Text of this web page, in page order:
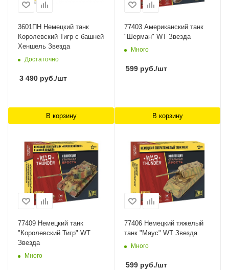
3601ПН Немецкий танк
Королевский Тигр с башней
Хеншель Звезда
Достаточно
3 490 руб./шт
В корзину
77403 Американский танк
"Шерман" WT Звезда
Много
599 руб./шт
В корзину
77409 Немецкий танк
"Королевский Тигр" WT
Звезда
Много
77406 Немецкий тяжелый
танк "Маус" WT Звезда
Много
599 руб./шт